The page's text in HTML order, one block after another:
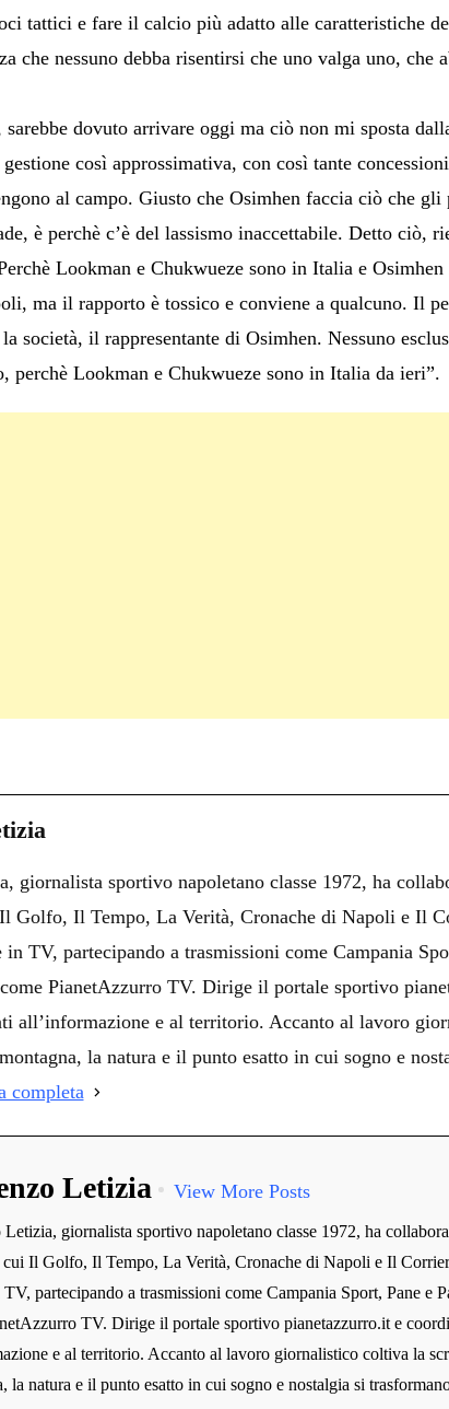
tattici e fare il calcio più adatto alle caratteristiche
che nessuno debba risentirsi che uno valga uno,
sarebbe dovuto arrivare oggi ma ciò non mi sposta
così approssimativa, con così tante
al campo. Giusto che Osimhen faccia ciò che
è perchè c’è del lassismo inaccettabile. Detto ciò,
Lookman e Chukwueze sono in Italia e Osimhen
ma il rapporto è tossico e conviene a qualcuno. Il
società, il rappresentante di Osimhen. Nessuno
perchè Lookman e Chukwueze sono in Italia da ieri”.
giornalista sportivo napoletano classe 1972, ha
Golfo, Il Tempo, La Verità, Cronache di Napoli e Il
TV, partecipando a trasmissioni come Campania
PianetAzzurro TV. Dirige il portale sportivo
all’informazione e al territorio. Accanto al lavoro
la natura e il punto esatto in cui sogno e
completa
Letizia View More Posts
giornalista sportivo napoletano classe 1972, ha
Il Golfo, Il Tempo, La Verità, Cronache di Napoli e Il
partecipando a trasmissioni come Campania Sport, Pane e
TV. Dirige il portale sportivo pianetazzurro.it e
e al territorio. Accanto al lavoro giornalistico coltiva la
la natura e il punto esatto in cui sogno e nostalgia si